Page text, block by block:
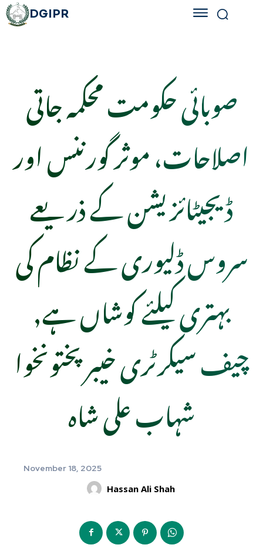
DGIPR
صوبائی حکومت محکمہ جاتی
اصلاحات، موثر گورننس اور
ڈیجیٹائزیشن کے ذریعے
سروس ڈلیوری کے نظام کی
بہتری کیلئے کوشاں ہے,
چیف سیکرٹری خیبرپختونخوا
شہاب علی شاہ
November 18, 2025
Hassan Ali Shah